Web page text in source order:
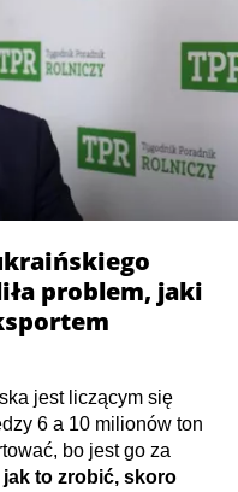
problem, jaki
jest liczącym się
6 a 10 milionów ton
bo jest go za
jak to zrobić, skoro